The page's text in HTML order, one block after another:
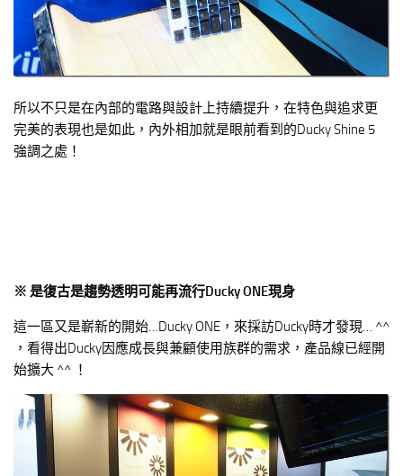
所以不只是在內部的電路與設計上持續提升，在特色與追求更
完美的表現也是如此，內外相加就是眼前看到的Ducky Shine 5
強調之處！
※ 是復古是趨勢透明可能再流行Ducky ONE現身
這一區又是嶄新的開始…Ducky ONE，來採訪Ducky時才發現… ^^
，看得出Ducky因應成長與兼顧使用族群的需求，產品線已經開
始擴大 ^^ ！